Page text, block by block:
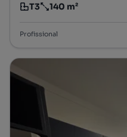
Tipologia
T3
Preço por metro quadrado
140 m²
Profissional